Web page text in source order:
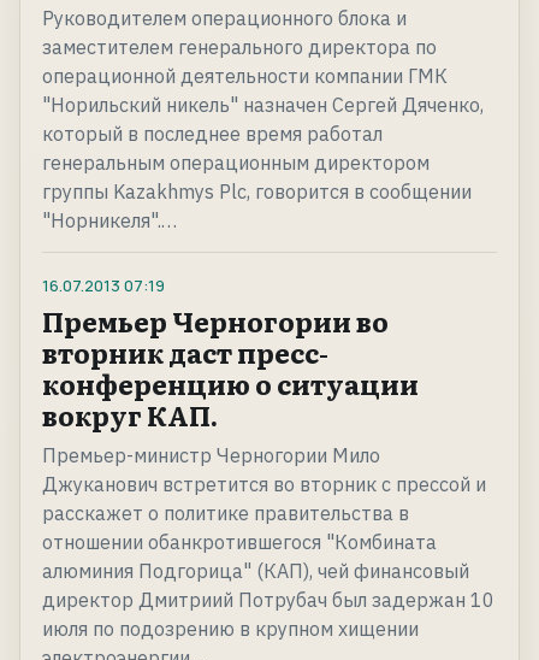
Руководителем операционного блока и
заместителем генерального директора по
операционной деятельности компании ГМК
"Норильский никель" назначен Сергей Дяченко,
который в последнее время работал
генеральным операционным директором
группы Kazakhmys Plc, говорится в сообщении
"Норникеля".…
16.07.2013 07:19
Премьер Черногории во
вторник даст пресс-
конференцию о ситуации
вокруг КАП.
Премьер-министр Черногории Мило
Джуканович встретится во вторник с прессой и
расскажет о политике правительства в
отношении обанкротившегося "Комбината
алюминия Подгорица" (КАП), чей финансовый
директор Дмитриий Потрубач был задержан 10
июля по подозрению в крупном хищении